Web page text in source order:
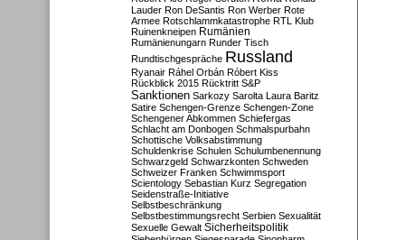
Lauder Ron DeSantis Ron Werber Rote
Armee Rotschlammkatastrophe RTL Klub
Ruinenkneipen Rumänien
Rumänienungarn Runder Tisch
Rundtischgespräche Russland
Ryanair Ráhel Orbán Róbert Kiss
Rückblick 2015 Rücktritt S&P
Sanktionen Sarkozy Sarolta Laura Baritz
Satire Schengen-Grenze Schengen-Zone
Schengener Abkommen Schiefergas
Schlacht am Donbogen Schmalspurbahn
Schottische Volksabstimmung
Schuldenkrise Schulen Schulumbenennung
Schwarzgeld Schwarzkonten Schweden
Schweizer Franken Schwimmsport
Scientology Sebastian Kurz Segregation
Seidenstraße-Initiative
Selbstbeschränkung
Selbstbestimmungsrecht Serbien Sexualität
Sexuelle Gewalt Sicherheitspolitik